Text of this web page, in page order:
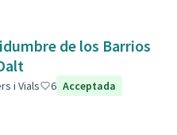
de los Barrios
i Vials 6 Acceptada